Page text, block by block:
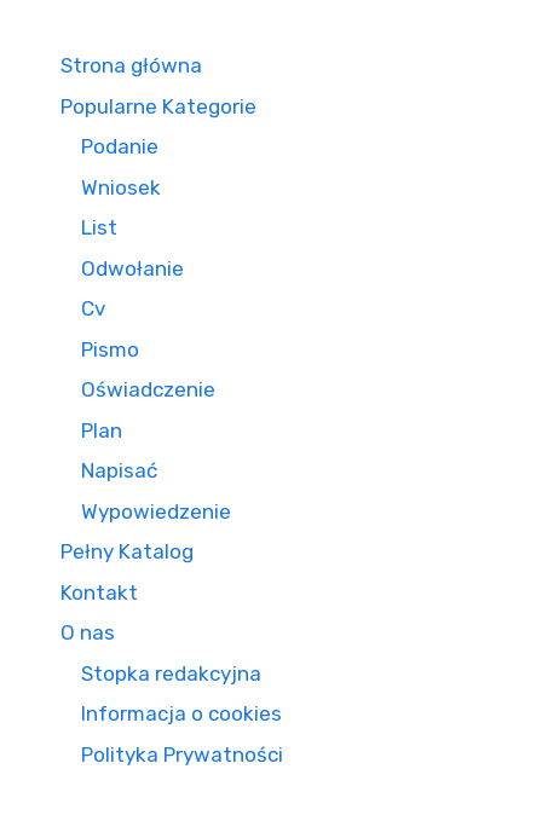
Strona główna
Popularne Kategorie
Podanie
Wniosek
List
Odwołanie
Cv
Pismo
Oświadczenie
Plan
Napisać
Wypowiedzenie
Pełny Katalog
Kontakt
O nas
Stopka redakcyjna
Informacja o cookies
Polityka Prywatności